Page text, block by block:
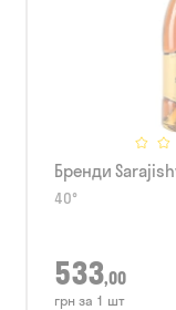
Бренди
40°
533,00
грн за 1 шт